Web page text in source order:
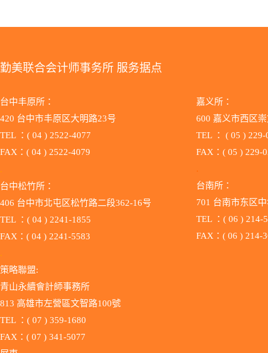
勤美联合会计师事务所 服务据点
台中丰原所：
420 台中市丰原区大明路23号
TEL ：( 04 ) 2522-4077
FAX：( 04 ) 2522-4079
.
台中松竹所：
406 台中市北屯区松竹路二段362-16号
TEL ：( 04 ) 2241-1855
FAX：( 04 ) 2241-5583
.
策略聯盟:
青山永續會計師事務所
813 高雄市左營區文智路100號
TEL ：( 07 ) 359-1680
FAX：( 07 ) 341-5077
嘉义所：
600 嘉义市西区
TEL ：
FAX：( 05 ) 229-
( 05 ) 229-
.
台南所：
701 台南市东区
TEL ：( 06 ) 214-
FAX：( 06 ) 214-